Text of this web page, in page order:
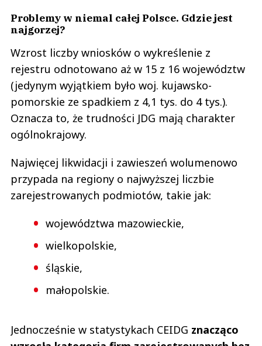
Problemy w niemal całej Polsce. Gdzie jest
najgorzej?
Wzrost liczby wniosków o wykreślenie z
rejestru odnotowano aż w 15 z 16 województw
(jedynym wyjątkiem było woj. kujawsko-
pomorskie ze spadkiem z 4,1 tys. do 4 tys.).
Oznacza to, że trudności JDG mają charakter
ogólnokrajowy.
Najwięcej likwidacji i zawieszeń wolumenowo
przypada na regiony o najwyższej liczbie
zarejestrowanych podmiotów, takie jak:
województwa mazowieckie,
wielkopolskie,
śląskie,
małopolskie.
Jednocześnie w statystykach CEIDG znacząco